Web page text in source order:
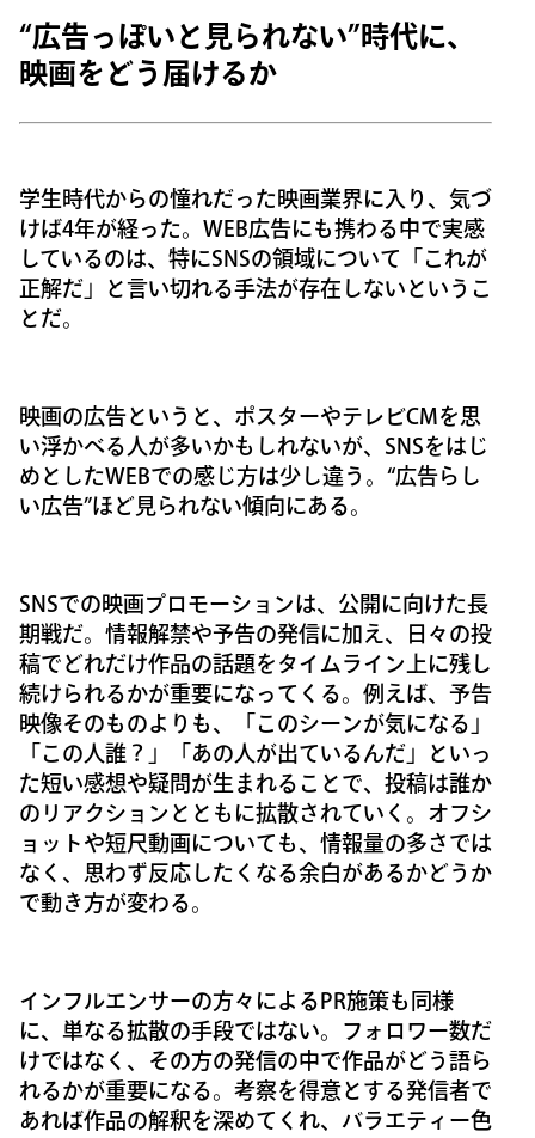
“広告っぽいと見られない”時代に、
映画をどう届けるか
学生時代からの憧れだった映画業界に入り、気づ
けば4年が経った。WEB広告にも携わる中で実感
しているのは、特にSNSの領域について「これが
正解だ」と言い切れる手法が存在しないというこ
とだ。
映画の広告というと、ポスターやテレビCMを思
い浮かべる人が多いかもしれないが、SNSをはじ
めとしたWEBでの感じ方は少し違う。“広告らし
い広告”ほど見られない傾向にある。
SNSでの映画プロモーションは、公開に向けた長
期戦だ。情報解禁や予告の発信に加え、日々の投
稿でどれだけ作品の話題をタイムライン上に残し
続けられるかが重要になってくる。例えば、予告
映像そのものよりも、「このシーンが気になる」
「この人誰？」「あの人が出ているんだ」といっ
た短い感想や疑問が生まれることで、投稿は誰か
のリアクションとともに拡散されていく。オフシ
ョットや短尺動画についても、情報量の多さでは
なく、思わず反応したくなる余白があるかどうか
で動き方が変わる。
インフルエンサーの方々によるPR施策も同様
に、単なる拡散の手段ではない。フォロワー数だ
けではなく、その方の発信の中で作品がどう語ら
れるかが重要になる。考察を得意とする発信者で
あれば作品の解釈を深めてくれ、バラエティー色